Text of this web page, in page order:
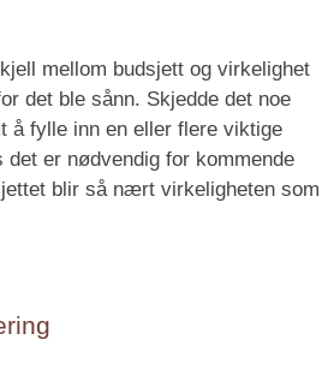
mellom budsjett og virkelighet
det ble sånn. Skjedde det noe
å fylle inn en eller flere viktige
det er nødvendig for kommende
blir så nært virkeligheten som